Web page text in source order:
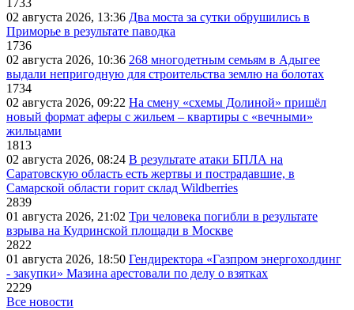
1733
02 августа 2026, 13:36 Два моста за сутки обрушились в
Приморье в результате паводка
1736
02 августа 2026, 10:36 268 многодетным семьям в Адыгее
выдали непригодную для строительства землю на болотах
1734
02 августа 2026, 09:22 На смену «схемы Долиной» пришёл
новый формат аферы с жильем – квартиры с «вечными»
жильцами
1813
02 августа 2026, 08:24 В результате атаки БПЛА на
Саратовскую область есть жертвы и пострадавшие, в
Самарской области горит склад Wildberries
2839
01 августа 2026, 21:02 Три человека погибли в результате
взрыва на Кудринской площади в Москве
2822
01 августа 2026, 18:50 Гендиректора «Газпром энергохолдинг
- закупки» Мазина арестовали по делу о взятках
2229
Все новости